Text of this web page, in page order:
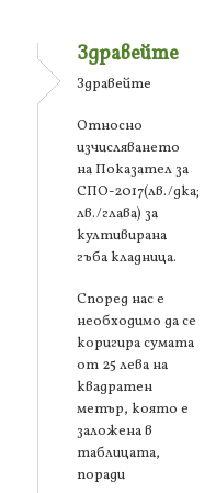
Здравейте
Здравейте
Относно
изчисляването
на Показател за
СПО-2017(лв./дка;
лв./глава) за
култивирана
гъба кладница.
Според нас е
необходимо да се
коригира сумата
от 25 лева на
квадратен
метър, която е
заложена в
таблицата,
поради